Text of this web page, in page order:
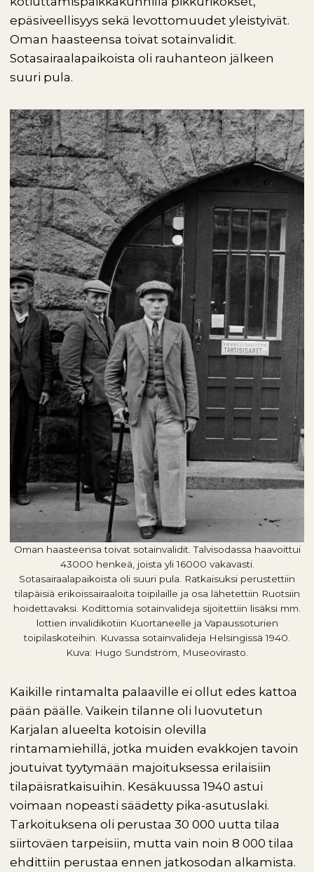
epäsiveellisyys sekä levottomuudet yleistyivät.
Oman haasteensa toivat sotainvalidit.
Sotasairaalapaikoista oli rauhanteon jälkeen
suuri pula.
Oman haasteensa toivat sotainvalidit. Talvisodassa haavoittui
43000 henkeä, joista yli 16000 vakavasti.
Sotasairaalapaikoista oli suuri pula. Ratkaisuksi perustettiin
tilapäisiä erikoissairaaloita toipilaille ja osa lähetettiin Ruotsiin
hoidettavaksi. Kodittomia sotainvalideja sijoitettiin lisäksi mm.
lottien invalidikotiin Kuortaneelle ja Vapaussoturien
toipilaskoteihin. Kuvassa sotainvalideja Helsingissä 1940.
Kuva: Hugo Sundström, Museovirasto.
Kaikille rintamalta palaaville ei ollut edes kattoa
pään päälle. Vaikein tilanne oli luovutetun
Karjalan alueelta kotoisin olevilla
rintamamiehillä, jotka muiden evakkojen tavoin
joutuivat tyytymään majoituksessa erilaisiin
tilapäisratkaisuihin. Kesäkuussa 1940 astui
voimaan nopeasti säädetty pika-asutuslaki.
Tarkoituksena oli perustaa 30 000 uutta tilaa
siirtoväen tarpeisiin, mutta vain noin 8 000 tilaa
ehdittiin perustaa ennen jatkosodan alkamista.